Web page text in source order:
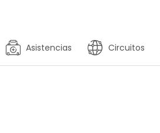
Asistencias Circuitos